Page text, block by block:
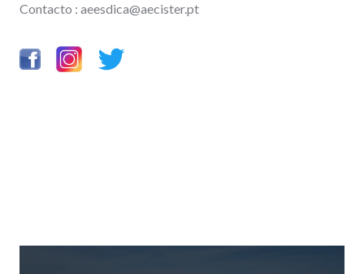
Contacto : aeesdica@aecister.pt